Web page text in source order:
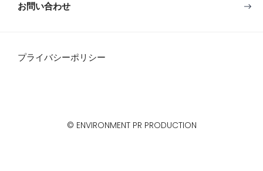
お問い合わせ
プライバシーポリシー
© ENVIRONMENT PR PRODUCTION